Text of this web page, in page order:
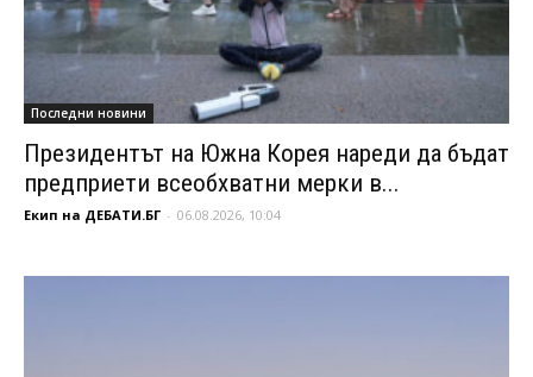
Последни новини
Президентът на Южна Корея нареди да бъдат
предприети всеобхватни мерки в...
Екип на ДЕБАТИ.БГ - 06.08.2026, 10:04